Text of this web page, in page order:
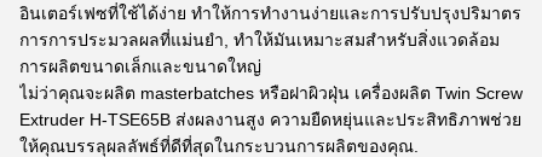
อินเตอร์เฟซที่ใช้ได้ง่าย ทําให้การทํางานง่ายและการปรับปรุงปริมาตร
การการประมวลผลที่แม่นยํา, ทําให้มันเหมาะสมสําหรับสิ่งแวดล้อม
การผลิตขนาดเล็กและขนาดใหญ่
ไม่ว่าคุณจะผลิต masterbatches หรือฝาผิวฝุ่น เครื่องผลิต Twin Screw
Extruder H-TSE65B ส่งผลงานสูง ความยืดหยุ่นและประสิทธิภาพช่วย
ให้คุณบรรลุผลลัพธ์ที่ดีที่สุดในกระบวนการผลิตของคุณ.